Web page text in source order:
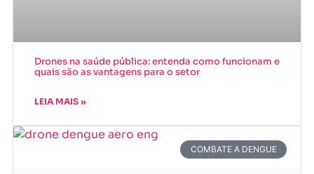
Drones na saúde pública: entenda como funcionam e
quais são as vantagens para o setor
LEIA MAIS »
COMBATE A DENGUE